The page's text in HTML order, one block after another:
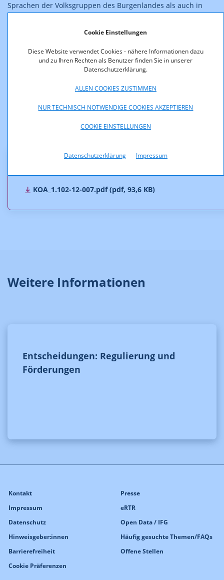
Cookie Einstellungen
Diese Website verwendet Cookies - nähere Informationen dazu
und zu Ihren Rechten als Benutzer finden Sie in unserer
Datenschutzerklärung.
ALLEN COOKIES ZUSTIMMEN
NUR TECHNISCH NOTWENDIGE COOKIES AKZEPTIEREN
COOKIE EINSTELLUNGEN
Datenschutzerklärung Impressum
Sprachen der Volksgruppen des Burgenlandes als auch in
den Unterrichtssprachen des Gymnasiums Oberpullendorf
künstlerischen, geistigen, politischen und sozialen
Strömungen aus dem regionalen Bereich bieten. Das
Verhältnis Musik- zu Wortanteil beträgt rund 75 zu 25.
der aufrechten Zulassung die Bewilligung zur Errichtung und
beschriebenen Funkanlage zur Veranstaltung von Hörfunk
Der Bescheid ist rechtskräftig.
KOA_1.102-12-007.pdf (pdf, 93,6 KB)
Weitere Informationen
Entscheidungen: Regulierung und
Förderungen
Kontakt
Impressum
Datenschutz
Hinweisgeber:innen
Barrierefreiheit
Cookie Präferenzen
Presse
eRTR
Open Data / IFG
Häufig gesuchte Themen/FAQs
Offene Stellen